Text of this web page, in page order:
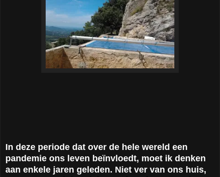
In deze periode dat over de hele wereld een
pandemie ons leven beïnvloedt, moet ik denken
aan enkele jaren geleden. Niet ver van ons huis,